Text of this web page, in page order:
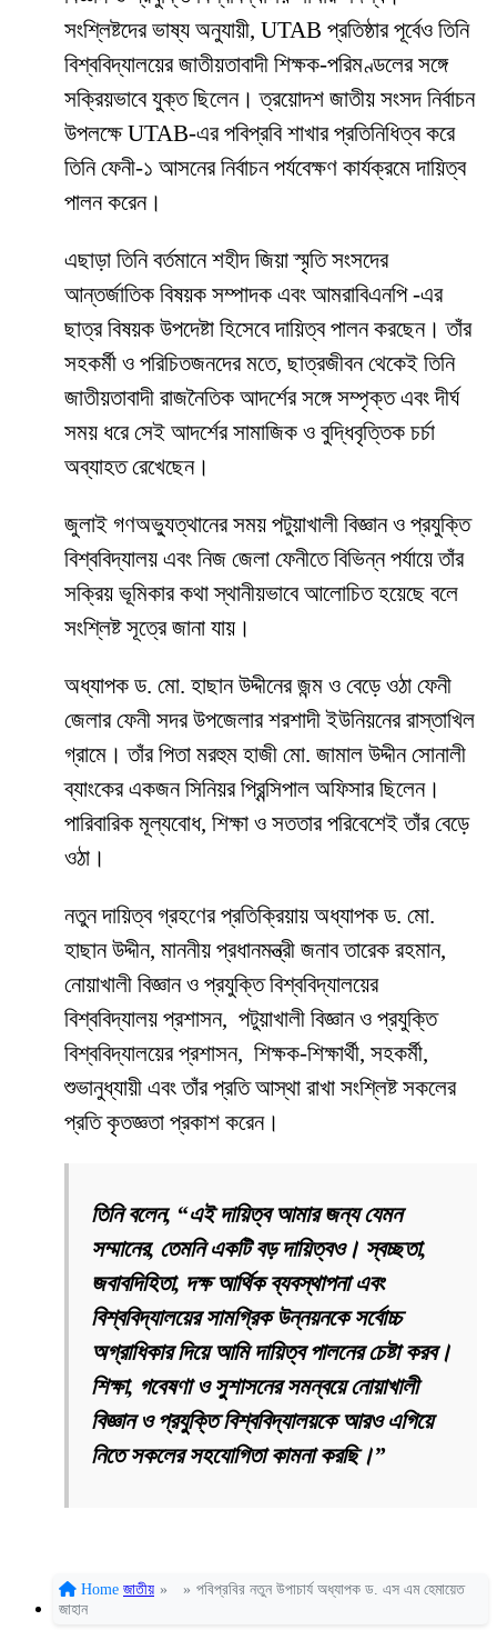
সংশ্লিষ্টদের ভাষ্য অনুযায়ী, UTAB প্রতিষ্ঠার পূর্বেও তিনি
বিশ্ববিদ্যালয়ের জাতীয়তাবাদী শিক্ষক-পরিমণ্ডলের সঙ্গে
সক্রিয়ভাবে যুক্ত ছিলেন। ত্রয়োদশ জাতীয় সংসদ নির্বাচন
উপলক্ষে UTAB-এর পবিপ্রবি শাখার প্রতিনিধিত্ব করে
তিনি ফেনী-১ আসনের নির্বাচন পর্যবেক্ষণ কার্যক্রমে দায়িত্ব
পালন করেন।
এছাড়া তিনি বর্তমানে শহীদ জিয়া স্মৃতি সংসদের
আন্তর্জাতিক বিষয়ক সম্পাদক এবং আমরাবিএনপি -এর
ছাত্র বিষয়ক উপদেষ্টা হিসেবে দায়িত্ব পালন করছেন। তাঁর
সহকর্মী ও পরিচিতজনদের মতে, ছাত্রজীবন থেকেই তিনি
জাতীয়তাবাদী রাজনৈতিক আদর্শের সঙ্গে সম্পৃক্ত এবং দীর্ঘ
সময় ধরে সেই আদর্শের সামাজিক ও বুদ্ধিবৃত্তিক চর্চা
অব্যাহত রেখেছেন।
জুলাই গণঅভ্যুত্থানের সময় পটুয়াখালী বিজ্ঞান ও প্রযুক্তি
বিশ্ববিদ্যালয় এবং নিজ জেলা ফেনীতে বিভিন্ন পর্যায়ে তাঁর
সক্রিয় ভূমিকার কথা স্থানীয়ভাবে আলোচিত হয়েছে বলে
সংশ্লিষ্ট সূত্রে জানা যায়।
অধ্যাপক ড. মো. হাছান উদ্দীনের জন্ম ও বেড়ে ওঠা ফেনী
জেলার ফেনী সদর উপজেলার শরশাদী ইউনিয়নের রাস্তাখিল
গ্রামে। তাঁর পিতা মরহুম হাজী মো. জামাল উদ্দীন সোনালী
ব্যাংকের একজন সিনিয়র প্রিন্সিপাল অফিসার ছিলেন।
পারিবারিক মূল্যবোধ, শিক্ষা ও সততার পরিবেশেই তাঁর বেড়ে
ওঠা।
নতুন দায়িত্ব গ্রহণের প্রতিক্রিয়ায় অধ্যাপক ড. মো.
হাছান উদ্দীন, মাননীয় প্রধানমন্ত্রী জনাব তারেক রহমান,
নোয়াখালী বিজ্ঞান ও প্রযুক্তি বিশ্ববিদ্যালয়ের
বিশ্ববিদ্যালয় প্রশাসন, পটুয়াখালী বিজ্ঞান ও প্রযুক্তি
বিশ্ববিদ্যালয়ের প্রশাসন, শিক্ষক-শিক্ষার্থী, সহকর্মী,
শুভানুধ্যায়ী এবং তাঁর প্রতি আস্থা রাখা সংশ্লিষ্ট সকলের
প্রতি কৃতজ্ঞতা প্রকাশ করেন।
তিনি বলেন, “এই দায়িত্ব আমার জন্য যেমন
সম্মানের, তেমনি একটি বড় দায়িত্বও। স্বচ্ছতা,
জবাবদিহিতা, দক্ষ আর্থিক ব্যবস্থাপনা এবং
বিশ্ববিদ্যালয়ের সামগ্রিক উন্নয়নকে সর্বোচ্চ
অগ্রাধিকার দিয়ে আমি দায়িত্ব পালনের চেষ্টা করব।
শিক্ষা, গবেষণা ও সুশাসনের সমন্বয়ে নোয়াখালী
বিজ্ঞান ও প্রযুক্তি বিশ্ববিদ্যালয়কে আরও এগিয়ে
নিতে সকলের সহযোগিতা কামনা করছি।”
Home জাতীয় » » পবিপ্রবির নতুন উপাচার্য অধ্যাপক ড. এস এম হেমায়েত
জাহান